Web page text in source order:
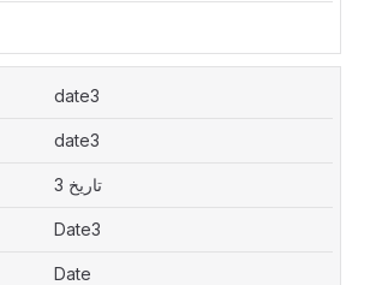
date3
date3
تاريخ 3
Date3
Date